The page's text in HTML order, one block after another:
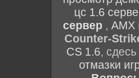
цс 1.6
сервер , AMX
Counter-
CS 1.6,
отмазки